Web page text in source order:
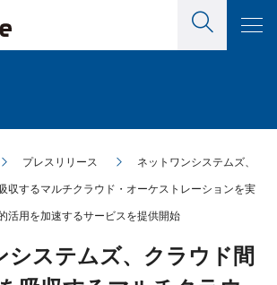
プレスリリース
ネットワンシステムズ、
収するマルチクラウド・オーケストレーションを実
活用を加速するサービスを提供開始
システムズ、クラウド間